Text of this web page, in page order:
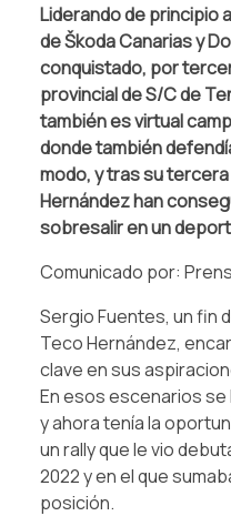
Liderando de principio
de Škoda Canarias y
conquistado, por
provincial de S/C de
también es virtual
donde también
modo, y tras su
Hernández han
sobresalir en un
Comunicado por:
Sergio Fuentes, un fin
Teco Hernández,
clave en sus
En esos escenarios se
y ahora tenía la
un rally que le vio
2022 y en el que
posición.